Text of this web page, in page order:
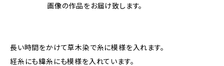
画像の作品をお届け致します。
長い時間をかけて草木染で糸に模様を入れます。
経糸にも緯糸にも模様を入れています。